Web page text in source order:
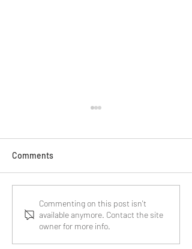
A pillanatot megélve kell
jelen lenni a színpadon
Comments
Commenting on this post isn't
available anymore. Contact the site
owner for more info.